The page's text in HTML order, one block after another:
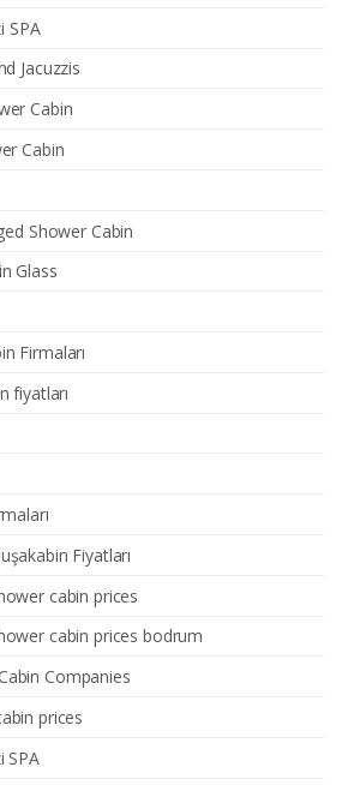
SPA
Jacuzzis
Cabin
Cabin
Shower Cabin
Glass
Firmaları
fiyatları
Fiyatları
cabin prices
cabin prices bodrum
Companies
prices
SPA